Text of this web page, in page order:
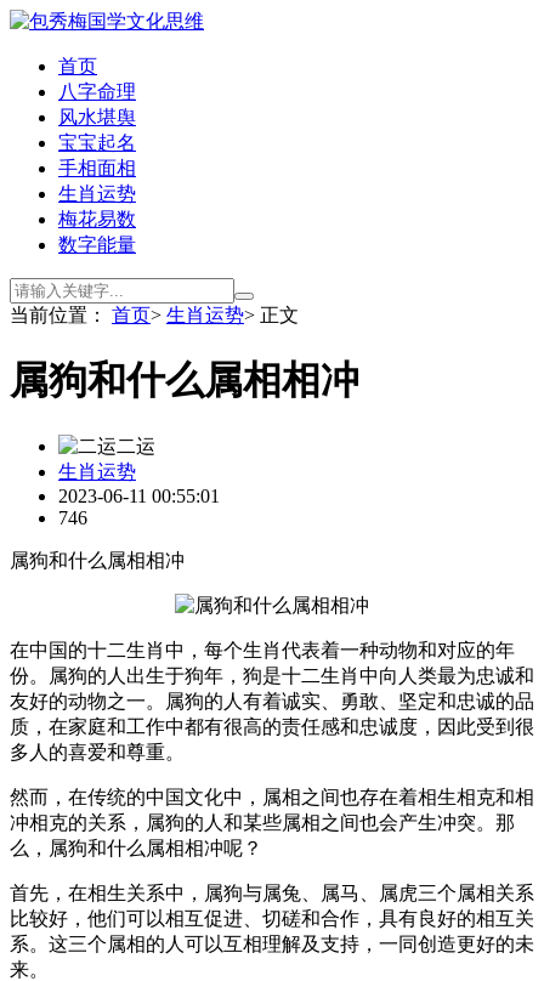
首页
八字命理
风水堪舆
宝宝起名
手相面相
生肖运势
梅花易数
数字能量
当前位置： 首页> 生肖运势> 正文
属狗和什么属相相冲
二运
生肖运势
2023-06-11 00:55:01
746
属狗和什么属相相冲
在中国的十二生肖中，每个生肖代表着一种动物和对应的年
份。属狗的人出生于狗年，狗是十二生肖中向人类最为忠诚和
友好的动物之一。属狗的人有着诚实、勇敢、坚定和忠诚的品
质，在家庭和工作中都有很高的责任感和忠诚度，因此受到很
多人的喜爱和尊重。
然而，在传统的中国文化中，属相之间也存在着相生相克和相
冲相克的关系，属狗的人和某些属相之间也会产生冲突。那
么，属狗和什么属相相冲呢？
首先，在相生关系中，属狗与属兔、属马、属虎三个属相关系
比较好，他们可以相互促进、切磋和合作，具有良好的相互关
系。这三个属相的人可以互相理解及支持，一同创造更好的未
来。